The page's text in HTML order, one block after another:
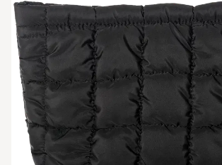
Avaa tuotekuva suurennettuna